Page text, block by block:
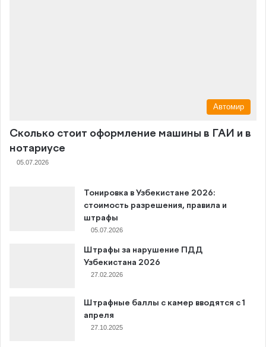
Автомир
Сколько стоит оформление машины в ГАИ и в
нотариусе
05.07.2026
Тонировка в Узбекистане 2026:
стоимость разрешения, правила и
штрафы
05.07.2026
Штрафы за нарушение ПДД
Узбекистана 2026
27.02.2026
Штрафные баллы с камер вводятся с 1
апреля
27.10.2025